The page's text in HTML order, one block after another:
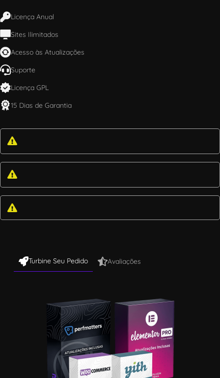
Licença Anual
Sites Ilimitados
Acesso às Atualizações
Suporte
Licença GPL
15 Dias de Garantia
Turbine Seu Pedido Avaliações